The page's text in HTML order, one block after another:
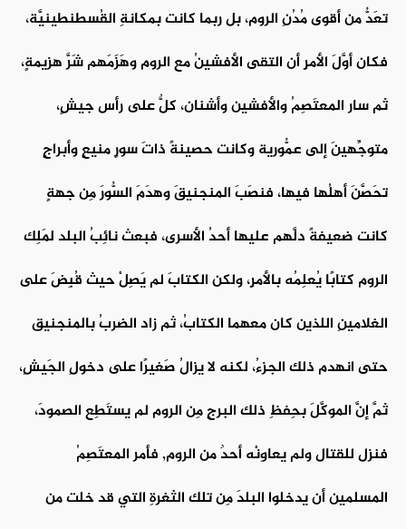
تعَدُّ من أقوى مُدُنِ الروم، بل ربما كانت بمكانةِ القُسطنطينيَّة،
فكان أوَّلَ الأمرِ أن التقى الأفشينُ مع الروم وهَزَمَهم شَرَّ هزيمةٍ،
ثم سار المعتَصِمُ والأفشين وأشنان، كلٌّ على رأس جيشٍ،
متوجِّهينَ إلى عمُّورية وكانت حصينةً ذاتَ سورٍ منيعٍ وأبراجٍ
تحَصَّنَ أهلُها فيها، فنصَبَ المنجنيقَ وهدَمَ السُّورَ مِن جهةٍ
كانت ضعيفةً دلَّهم عليها أحدُ الأسرى، فبعث نائِبُ البلد لمَلِك
الروم كتابًا يُعلِمُه بالأمرِ، ولكن الكتابَ لم يَصِلْ حيث قُبِضَ على
الغلامينِ اللذين كان معهما الكتابُ، ثم زاد الضربُ بالمنجنيق
حتى انهدم ذلك الجزءُ، لكنه لا يزالُ صَغيرًا على دخولِ الجَيشِ،
ثمَّ إنَّ الموكَّلَ بحِفظِ ذلك البرجِ مِن الروم لم يستَطِع الصمودَ،
فنزل للقتال ولم يعاوِنْه أحدٌ من الروم, فأمر المعتَصِمُ
المسلمين أن يدخلوا البلدَ مِن تلك الثغرةِ التي قد خلت من